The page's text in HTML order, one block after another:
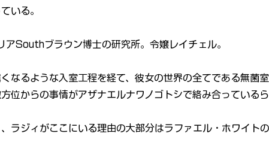
いる。
アSouthブラウン博士の研究所。令嬢レイチェル。
なるような入室工程を経て、彼女の世界の全てである無菌
位からの事情がアザナエルナワノゴトシで絡み合っているら
ラジィがここにいる理由の大部分はラファエル・ホワイト